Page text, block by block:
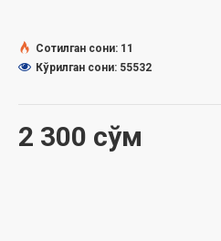
2 300 сўм
Сотилган сони: 11
Кўрилган сони: 55532